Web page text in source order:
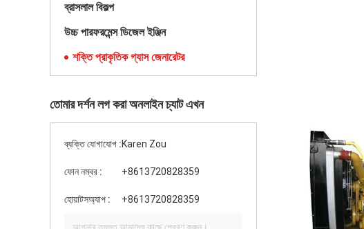
ব্রাসলাল বিকল্প
উচ্চ পারফরমেন্স ডিজেল ইঞ্জিন
শক্তি প্রাকৃতিক গ্যাস জেনারেটর
তোমার দর্শন লগ করা অনলাইন চ্যাট এখন
ব্যক্তি যোগাযোগ :Karen Zou
ফোন নম্বর : +8613720828359
হোয়াটসঅ্যাপ : +8613720828359